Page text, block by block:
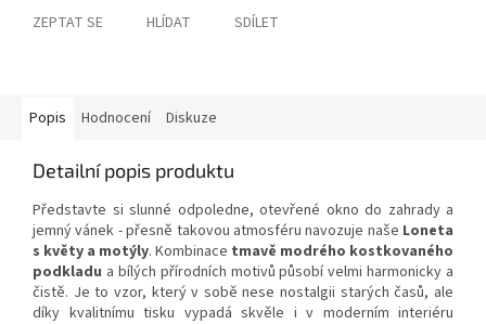
ZEPTAT SE HLÍDAT SDÍLET
Popis Hodnocení Diskuze
Detailní popis produktu
Představte si slunné odpoledne, otevřené okno do zahrady a
jemný vánek - přesně takovou atmosféru navozuje naše Loneta
s květy a motýly. Kombinace tmavě modrého kostkovaného
podkladu a bílých přírodních motivů působí velmi harmonicky a
čistě. Je to vzor, který v sobě nese nostalgii starých časů, ale
díky kvalitnímu tisku vypadá skvěle i v moderním interiéru